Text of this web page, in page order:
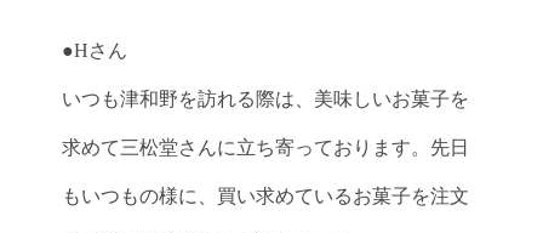
●Hさん
いつも津和野を訪れる際は、美味しいお菓子を
求めて三松堂さんに立ち寄っております。先日
もいつもの様に、買い求めているお菓子を注文